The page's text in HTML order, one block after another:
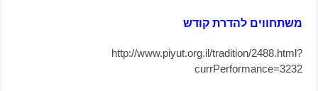
משתחווים להדרת קודש
http://www.piyut.org.il/tradition/2488.html?
currPerformance=3232